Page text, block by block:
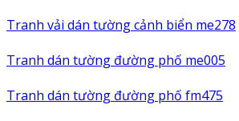
Tranh vải dán tường cảnh biển me278
Tranh dán tường đường phố me005
Tranh dán tường đường phố fm475